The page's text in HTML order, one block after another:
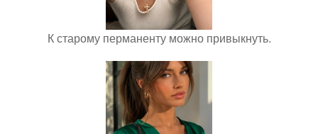
К старому перманенту можно привыкнуть.